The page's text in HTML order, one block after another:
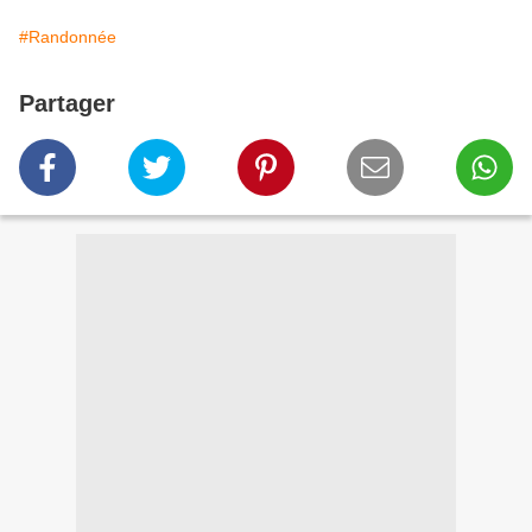
#Randonnée
Partager